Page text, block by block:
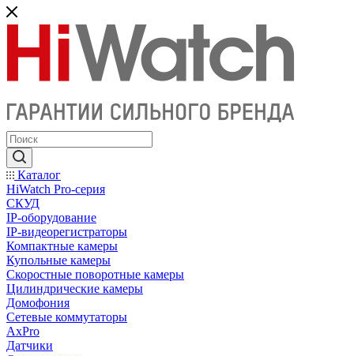
Каталог
HiWatch Pro-серия
CКУД
IP-оборудование
IP-видеорегистраторы
Компактные камеры
Купольные камеры
Скоростные поворотные камеры
Цилиндрические камеры
Домофония
Сетевые коммутаторы
AxPro
Датчики